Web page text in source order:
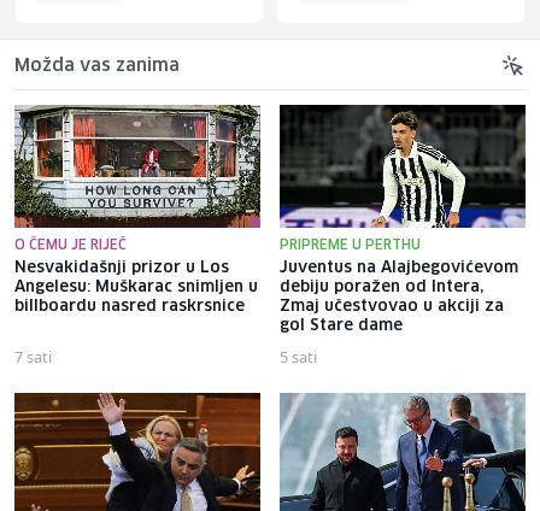
Možda vas zanima
O ČEMU JE RIJEČ
Nesvakidašnji prizor u Los
Angelesu: Muškarac snimljen u
billboardu nasred raskrsnice
7 sati
PRIPREME U PERTHU
Juventus na Alajbegovićevom
debiju poražen od Intera,
Zmaj učestvovao u akciji za
gol Stare dame
5 sati